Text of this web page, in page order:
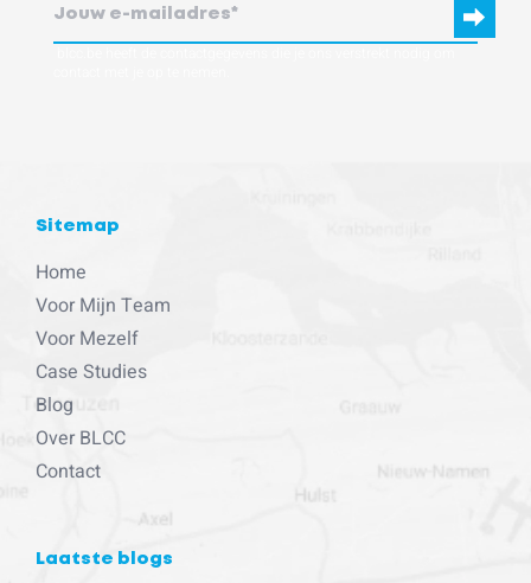
Sitemap
Home
Voor Mijn Team
Voor Mezelf
Case Studies
Blog
Over BLCC
Contact
Laatste blogs